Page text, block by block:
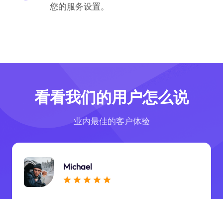
您的服务设置。
看看我们的用户怎么说
业内最佳的客户体验
Michael